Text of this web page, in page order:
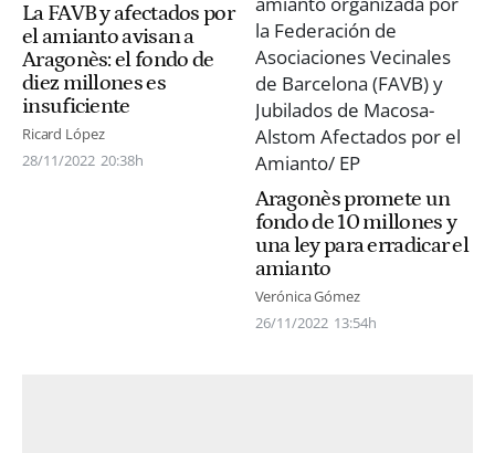
La FAVB y afectados por
el amianto avisan a
Aragonès: el fondo de
diez millones es
insuficiente
Ricard López
28/11/2022 20:38h
Aragonès promete un
fondo de 10 millones y
una ley para erradicar el
amianto
Verónica Gómez
26/11/2022 13:54h